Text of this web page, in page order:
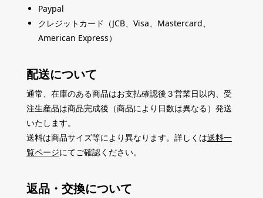
Paypal
クレジットカード（JCB、Visa、Mastercard、
American Express）
配送について
通常、在庫のある商品はお支払確認後３営業日以内、受
注生産品は商品完成後（商品により日数は異なる）発送
いたします。
送料は商品サイズ等により異なります。詳しくは送料一
覧ページにてご確認ください。
返品・交換について